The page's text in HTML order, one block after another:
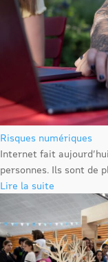
Risques numériques
Internet fait
personnes. Ils sont de
Lire la suite